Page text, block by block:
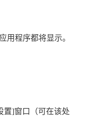
用程序都将显示。
置]窗口（可在该处